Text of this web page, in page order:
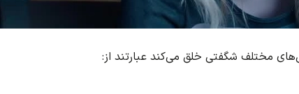
مختلف شگفتی خلق می‌کند عبارتند از: